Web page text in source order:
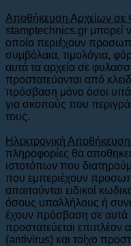
Αποθήκευση Αρχείων σε
stamptechnics.gr μπορεί
οποία περιέχουν
συμβόλαια, τιμολόγια,
αυτά τα αρχεία σε
προστατεύονται από
πρόσβαση μόνο όσοι
για σκοπούς που
τους.
Ηλεκτρονική
πληροφορίες θα
ιστοτόπων που
που εμπεριέχουν
απαιτούνται ειδικοί
όσους υπαλλήλους ή
έχουν πρόσβαση σε αυτά
προστατεύεται επιπλέον
(antivirus) και τοίχο